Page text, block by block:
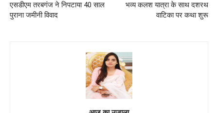
एसडीएम तरबगंज ने निपटाया 40 साल
पुराना जमीनी विवाद
भव्य कलश यात्रा के साथ दशरथ
वाटिका पर कथा शुरू